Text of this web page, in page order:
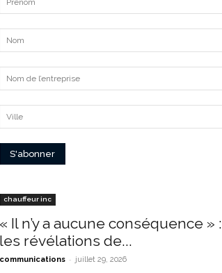
chauffeur inc
« Il n’y a aucune conséquence » :
les révélations de...
communications - juillet 29, 2026